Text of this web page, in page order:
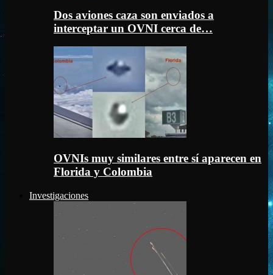
Dos aviones caza son enviados a
interceptar un OVNI cerca de…
OVNIs muy similares entre sí aparecen en
Florida y Colombia
Investigaciones